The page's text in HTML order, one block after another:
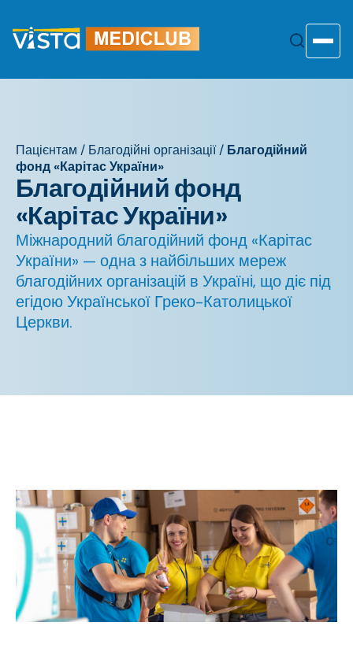
змісту
Пацієнтам / Благодійні організації/ Благодійний
фонд «Карітас України»
Благодійний фонд
«Карітас України»
Міжнародний благодійний фонд «Карітас
України» — одна з найбільших мереж
благодійних організацій в Україні, що діє під
егідою Української Греко-Католицької
Церкви.